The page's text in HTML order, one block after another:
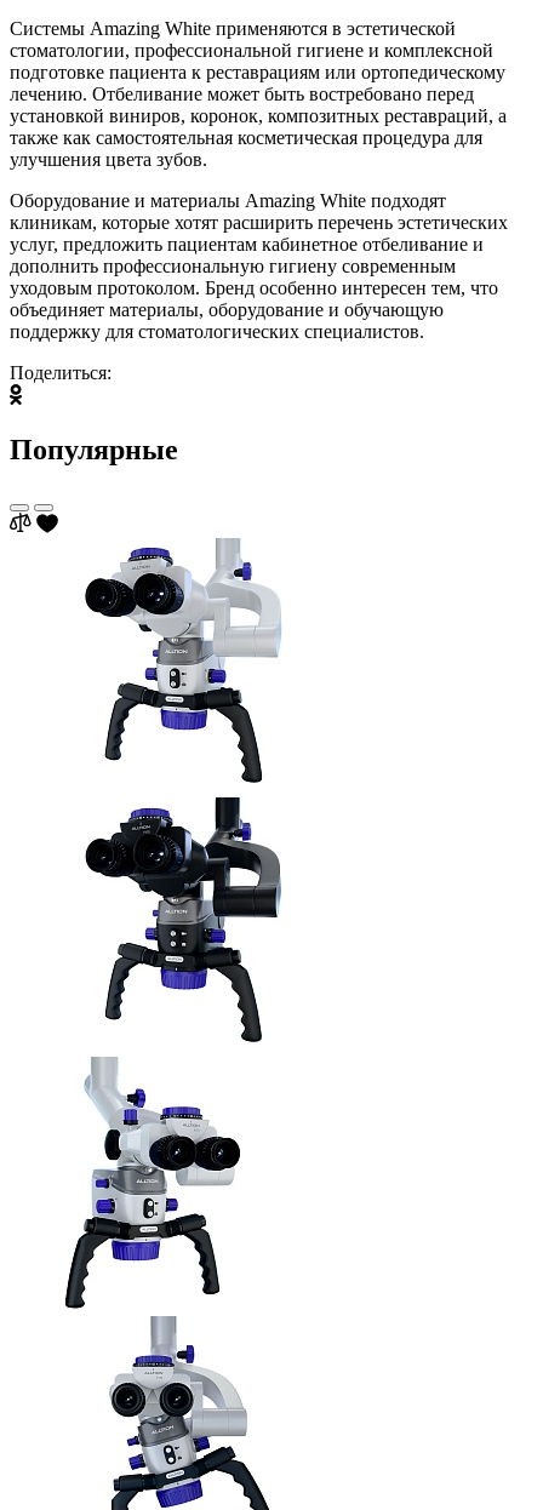
Системы Amazing White применяются в эстетической
стоматологии, профессиональной гигиене и комплексной
подготовке пациента к реставрациям или ортопедическому
лечению. Отбеливание может быть востребовано перед
установкой виниров, коронок, композитных реставраций, а
также как самостоятельная косметическая процедура для
улучшения цвета зубов.
Оборудование и материалы Amazing White подходят
клиникам, которые хотят расширить перечень эстетических
услуг, предложить пациентам кабинетное отбеливание и
дополнить профессиональную гигиену современным
уходовым протоколом. Бренд особенно интересен тем, что
объединяет материалы, оборудование и обучающую
поддержку для стоматологических специалистов.
Поделиться:
Популярные